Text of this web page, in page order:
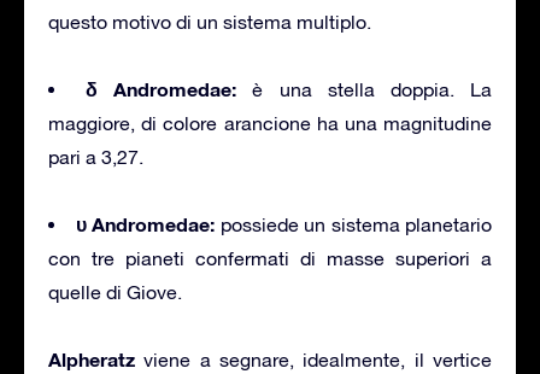
questo motivo di un sistema multiplo.
δ Andromedae: è una stella doppia. La
maggiore, di colore arancione ha una magnitudine
pari a 3,27.
υ Andromedae: possiede un sistema planetario
con tre pianeti confermati di masse superiori a
quelle di Giove.
Alpheratz viene a segnare, idealmente, il vertice